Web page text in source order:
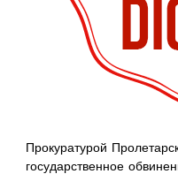
Прокуратурой
государственное